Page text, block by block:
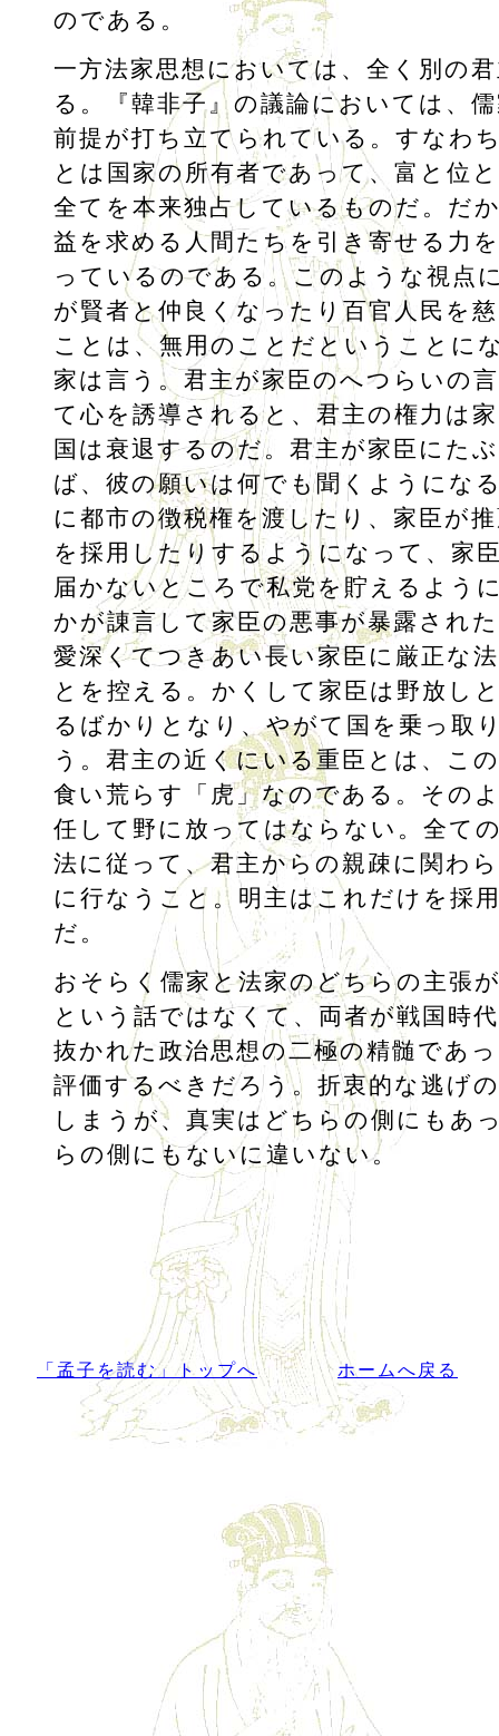
のである。
一方法家思想においては、全く別の
る。『韓非子』の議論においては、
前提が打ち立てられている。すなわ
とは国家の所有者であって、富と位
全てを本来独占しているものだ。だ
益を求める人間たちを引き寄せる力
っているのである。このような視点
が賢者と仲良くなったり百官人民を
ことは、無用のことだということに
家は言う。君主が家臣のへつらいの
て心を誘導されると、君主の権力は
国は衰退するのだ。君主が家臣にた
ば、彼の願いは何でも聞くようにな
に都市の徴税権を渡したり、家臣が
を採用したりするようになって、家
届かないところで私党を貯えるよう
かが諌言して家臣の悪事が暴露され
愛深くてつきあい長い家臣に厳正な
とを控える。かくして家臣は野放し
るばかりとなり、やがて国を乗っ取
う。君主の近くにいる重臣とは、こ
食い荒らす「虎」なのである。その
任して野に放ってはならない。全て
法に従って、君主からの親疎に関わ
に行なうこと。明主はこれだけを採
だ。
おそらく儒家と法家のどちらの主張
という話ではなくて、両者が戦国時
抜かれた政治思想の二極の精髄であ
評価するべきだろう。折衷的な逃げ
しまうが、真実はどちらの側にもあ
らの側にもないに違いない。
「孟子を読む」トップへ ホームへ戻る